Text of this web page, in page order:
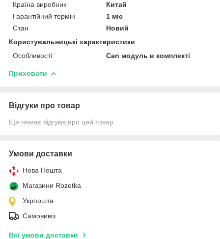
Країна виробник
Китай
Гарантійний термін
1 міс
Стан
Новий
Користувальницькі характеристики
Особливості
Can модуль в комплекті
Приховати
Відгуки про товар
Ще немає відгуків про цей товар
Умови доставки
Нова Пошта
Магазини Rozetka
Укрпошта
Самовивіз
Всі умови доставки